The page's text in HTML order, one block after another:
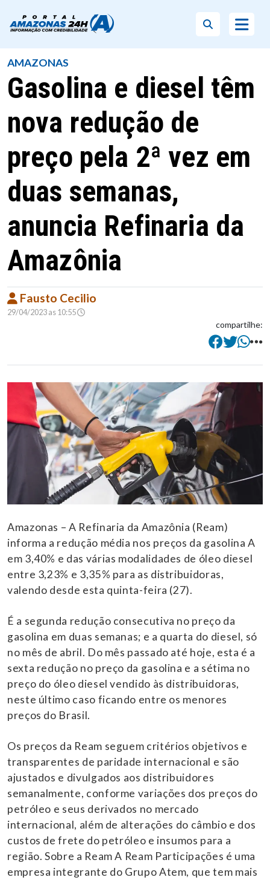
AMAZONAS
Gasolina e diesel têm
nova redução de
preço pela 2ª vez em
duas semanas,
anuncia Refinaria da
Amazônia
Fausto Cecilio
29/04/2023 as 10:55
compartilhe:
Amazonas – A Refinaria da Amazônia (Ream)
informa a redução média nos preços da gasolina A
em 3,40% e das várias modalidades de óleo diesel
entre 3,23% e 3,35% para as distribuidoras,
valendo desde esta quinta-feira (27).
É a segunda redução consecutiva no preço da
gasolina em duas semanas; e a quarta do diesel, só
no mês de abril. Do mês passado até hoje, esta é a
sexta redução no preço da gasolina e a sétima no
preço do óleo diesel vendido às distribuidoras,
neste último caso ficando entre os menores
preços do Brasil.
Os preços da Ream seguem critérios objetivos e
transparentes de paridade internacional e são
ajustados e divulgados aos distribuidores
semanalmente, conforme variações dos preços do
petróleo e seus derivados no mercado
internacional, além de alterações do câmbio e dos
custos de frete do petróleo e insumos para a
região. Sobre a Ream A Ream Participações é uma
empresa integrante do Grupo Atem, que tem mais